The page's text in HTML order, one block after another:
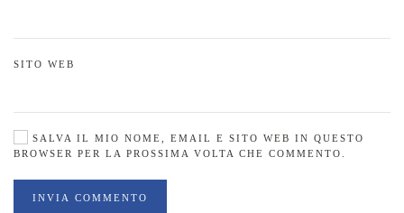
SITO WEB
SALVA IL MIO NOME, EMAIL E SITO WEB IN QUESTO
BROWSER PER LA PROSSIMA VOLTA CHE COMMENTO.
INVIA COMMENTO